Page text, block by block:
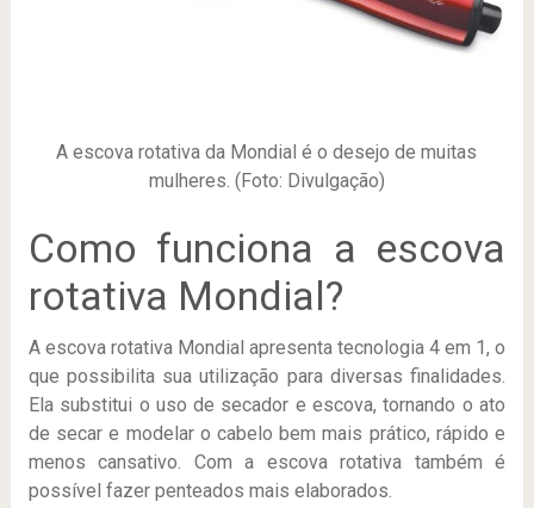
A escova rotativa da Mondial é o desejo de muitas
mulheres. (Foto: Divulgação)
Como funciona a escova
rotativa Mondial?
A escova rotativa Mondial apresenta tecnologia 4 em 1, o
que possibilita sua utilização para diversas finalidades.
Ela substitui o uso de secador e escova, tornando o ato
de secar e modelar o cabelo bem mais prático, rápido e
menos cansativo. Com a escova rotativa também é
possível fazer penteados mais elaborados.